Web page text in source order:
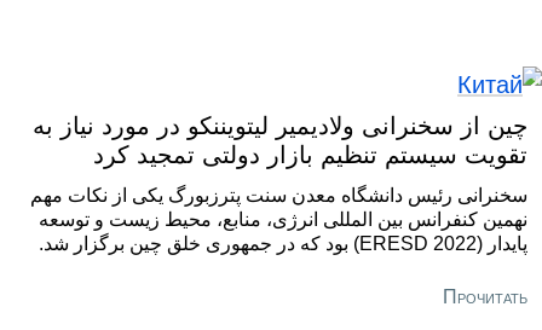
چین از سخنرانی ولادیمیر لیتویننکو در مورد نیاز به
تقویت سیستم تنظیم بازار دولتی تمجید کرد
سخنرانی رئیس دانشگاه معدن سنت پترزبورگ یکی از نکات مهم
نهمین کنفرانس بین المللی انرژی، منابع، محیط زیست و توسعه
پایدار (ERESD 2022) بود که در جمهوری خلق چین برگزار شد.
Прочитать